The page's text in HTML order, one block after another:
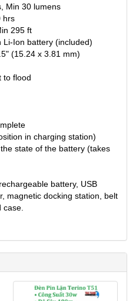
Min 30 lumens
hrs
295 ft
Li-Ion battery (included)
(15.24 x 3.81 mm)
to flood
in charging station)
state of the battery (takes
battery, USB
magnetic docking station, belt